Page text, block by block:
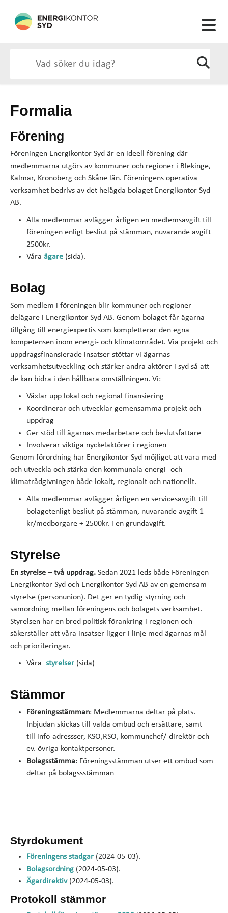
Formalia
Förening
Föreningen Energikontor Syd är en ideell förening där
medlemmarna utgörs av kommuner och regioner i Blekinge,
Kalmar, Kronoberg och Skåne län. Föreningens operativa
verksamhet bedrivs av det helägda bolaget Energikontor Syd
AB.
Alla medlemmar avlägger årligen en medlemsavgift till
föreningen enligt besliut på stämman, nuvarande avgift
2500kr.
Våra ägare (sida).
Bolag
Som medlem i föreningen blir kommuner och regioner
delägare i Energikontor Syd AB. Genom bolaget får ägarna
tillgång till energiexpertis som kompletterar den egna
kompetensen inom energi- och klimatområdet. Via projekt och
uppdragsfinansierade insatser stöttar vi ägarnas
verksamhetsutveckling och stärker andra aktörer i syd så att
de kan bidra i den hållbara omställningen. Vi:
Växlar upp lokal och regional finansiering
Koordinerar och utvecklar gemensamma projekt och
uppdrag
Ger stöd till ägarnas medarbetare och beslutsfattare
Involverar viktiga nyckelaktörer i regionen
Genom förordning har Energikontor Syd möjliget att vara med
och utveckla och stärka den kommunala energi- och
klimatrådgivningen både lokalt, regionalt och nationellt.
Alla medlemmar avlägger årligen en servicesavgift till
bolagetenligt besliut på stämman, nuvarande avgift 1
kr/medborgare + 2500kr. i en grundavgift.
Styrelse
En styrelse – två uppdrag. Sedan 2021 leds både Föreningen
Energikontor Syd och Energikontor Syd AB av en gemensam
styrelse (personunion). Det ger en tydlig styrning och
samordning mellan föreningens och bolagets verksamhet.
Styrelsen har en bred politisk förankring i regionen och
säkerställer att våra insatser ligger i linje med ägarnas mål
och prioriteringar.
Våra styrelser (sida)
Stämmor
Föreningsstämman: Medlemmarna deltar på plats.
Inbjudan skickas till valda ombud och ersättare, samt
till info-adressser, KSO,RSO, kommunchef/-direktör och
ev. övriga kontaktpersoner.
Bolagsstämma: Föreningsstämman utser ett ombud som
deltar på bolagssstämman
Styrdokument
Föreningens stadgar (2024-05-03).
Bolagsordning (2024-05-03).
Ägardirektiv(2024-05-03).
Protokoll stämmor